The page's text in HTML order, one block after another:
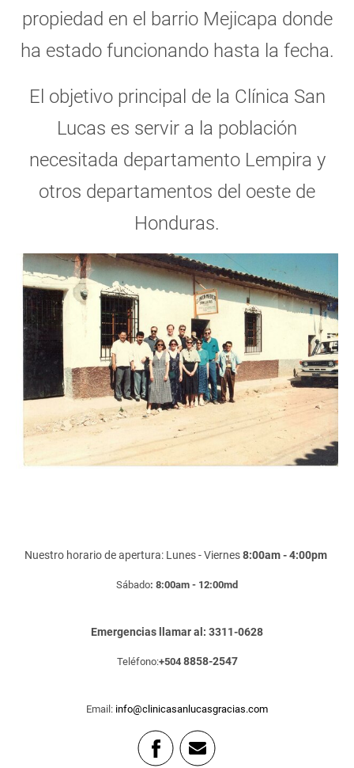
propiedad en el barrio Mejicapa donde
ha estado funcionando hasta la fecha.
El objetivo principal de la Clínica San
Lucas es servir a la población
necesitada departamento Lempira y
otros departamentos del oeste de
Honduras.
Nuestro horario de apertura: Lunes - Viernes8:00am - 4:00pm
Sábado: 8:00am - 12:00md
Emergencias llamar al: 3311-0628
Teléfono:+5048858-2547
Email: info@clinicasanlucasgracias.com